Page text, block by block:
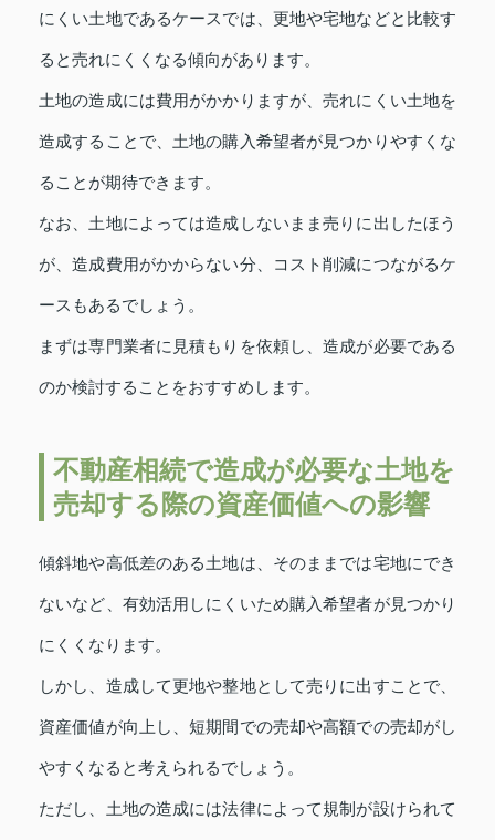
にくい土地であるケースでは、更地や宅地などと比較す
ると売れにくくなる傾向があります。
土地の造成には費用がかかりますが、売れにくい土地を
造成することで、土地の購入希望者が見つかりやすくな
ることが期待できます。
なお、土地によっては造成しないまま売りに出したほう
が、造成費用がかからない分、コスト削減につながるケ
ースもあるでしょう。
まずは専門業者に見積もりを依頼し、造成が必要である
のか検討することをおすすめします。
不動産相続で造成が必要な土地を
売却する際の資産価値への影響
傾斜地や高低差のある土地は、そのままでは宅地にでき
ないなど、有効活用しにくいため購入希望者が見つかり
にくくなります。
しかし、造成して更地や整地として売りに出すことで、
資産価値が向上し、短期間での売却や高額での売却がし
やすくなると考えられるでしょう。
ただし、土地の造成には法律によって規制が設けられて